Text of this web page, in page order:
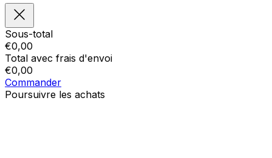
Sous-total
€0,00
Total avec frais d'envoi
€0,00
Commander
Poursuivre les achats